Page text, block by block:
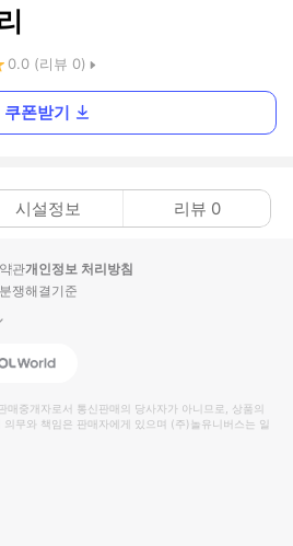
0.0 (리뷰 0)
쿠폰받기
시설정보 리뷰 0
관개인정보 처리방침
분쟁해결기준
Global
매중개자로서 통신판매의 당사자가 아니므로, 상품의
무와 책임은 판매자에게 있으며 (주)놀유니버스는 일